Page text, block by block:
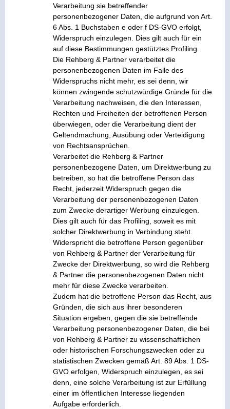
Verarbeitung sie betreffender
personenbezogener Daten, die aufgrund von Art.
6 Abs. 1 Buchstaben e oder f DS-GVO erfolgt,
Widerspruch einzulegen. Dies gilt auch für ein
auf diese Bestimmungen gestütztes Profiling.
Die Rehberg & Partner verarbeitet die
personenbezogenen Daten im Falle des
Widerspruchs nicht mehr, es sei denn, wir
können zwingende schutzwürdige Gründe für die
Verarbeitung nachweisen, die den Interessen,
Rechten und Freiheiten der betroffenen Person
überwiegen, oder die Verarbeitung dient der
Geltendmachung, Ausübung oder Verteidigung
von Rechtsansprüchen.
Verarbeitet die Rehberg & Partner
personenbezogene Daten, um Direktwerbung zu
betreiben, so hat die betroffene Person das
Recht, jederzeit Widerspruch gegen die
Verarbeitung der personenbezogenen Daten
zum Zwecke derartiger Werbung einzulegen.
Dies gilt auch für das Profiling, soweit es mit
solcher Direktwerbung in Verbindung steht.
Widerspricht die betroffene Person gegenüber
von Rehberg & Partner der Verarbeitung für
Zwecke der Direktwerbung, so wird die Rehberg
& Partner die personenbezogenen Daten nicht
mehr für diese Zwecke verarbeiten.
Zudem hat die betroffene Person das Recht, aus
Gründen, die sich aus ihrer besonderen
Situation ergeben, gegen die sie betreffende
Verarbeitung personenbezogener Daten, die bei
von Rehberg & Partner zu wissenschaftlichen
oder historischen Forschungszwecken oder zu
statistischen Zwecken gemäß Art. 89 Abs. 1 DS-
GVO erfolgen, Widerspruch einzulegen, es sei
denn, eine solche Verarbeitung ist zur Erfüllung
einer im öffentlichen Interesse liegenden
Aufgabe erforderlich.